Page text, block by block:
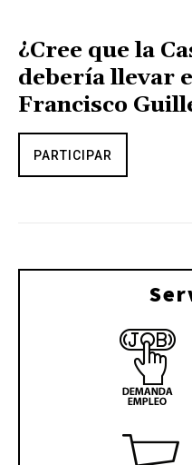
¿Cree que la
debería llevar
Francisco
PARTICIPAR